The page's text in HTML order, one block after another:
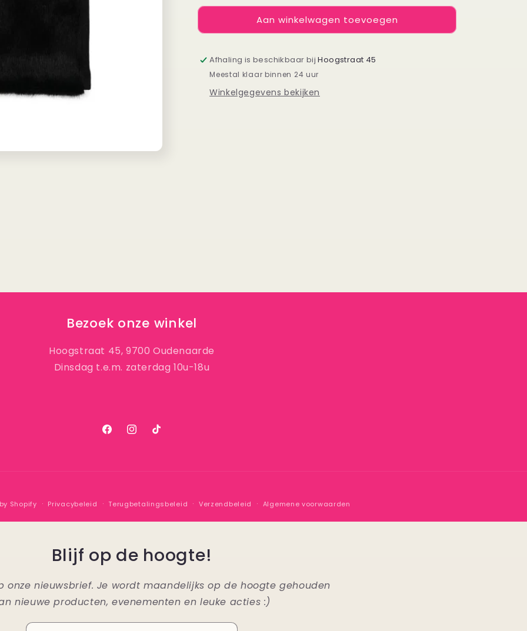
voor
Handschoenen
zwart
voor
Handschoenen
zwart
Aan winkelwagen toevoegen
Afhaling is beschikbaar bijHoogstraat 45
Meestal klaar binnen 24 uur
Winkelgegevens bekijken
Bezoek onze winkel
Hoogstraat 45, 9700 Oudenaarde
Dinsdag t.e.m. zaterdag 10u-18u
FacebookInstagram
TikTok
Shopify Privacybeleid Terugbetalingsbeleid Verzendbeleid Algemene voorwaarden
Blijf op de hoogte!
onze nieuwsbrief. Je wordt maandelijks op de hoogte gehouden
nieuwe producten, evenementen en leuke acties :)